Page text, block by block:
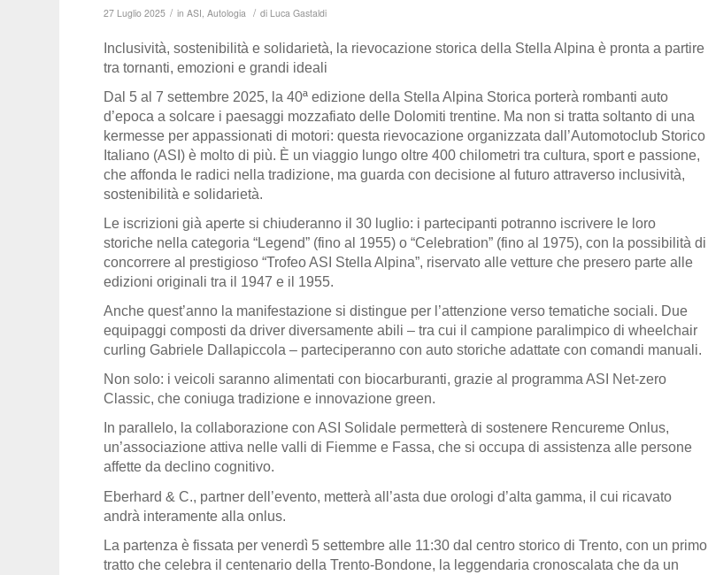
27 Luglio 2025 / inASI,Autologia / di Luca Gastaldi
Inclusività, sostenibilità e solidarietà, la rievocazione storica della Stella Alpina è pronta a partire
tra tornanti, emozioni e grandi ideali
Dal 5 al 7 settembre 2025, la 40ª edizione della Stella Alpina Storica porterà rombanti auto
d’epoca a solcare i paesaggi mozzafiato delle Dolomiti trentine. Ma non si tratta soltanto di una
kermesse per appassionati di motori: questa rievocazione organizzata dall’Automotoclub Storico
Italiano (ASI) è molto di più. È un viaggio lungo oltre 400 chilometri tra cultura, sport e passione,
che affonda le radici nella tradizione, ma guarda con decisione al futuro attraverso inclusività,
sostenibilità e solidarietà.
Le iscrizioni già aperte si chiuderanno il30 luglio: i partecipanti potranno iscrivere le loro
storiche nella categoria“Legend” (fino al 1955) o“Celebration” (fino al 1975), con la possibilità di
concorrere al prestigioso“Trofeo ASI Stella Alpina”, riservato alle vetture che presero parte alle
edizioni originali tra il 1947 e il 1955.
Anche quest’anno la manifestazione si distingue per l’attenzione verso tematiche sociali. Due
equipaggi composti dadriver diversamente abili –tra cui il campione paralimpico di wheelchair
curlingGabriele Dallapiccola – parteciperanno con auto storicheadattate con comandi manuali.
Non solo: i veicoli saranno alimentati con biocarburanti, grazie al programmaASI Net-zero
Classic, che coniuga tradizione e innovazione green.
In parallelo, la collaborazione conASI Solidale permetterà di sostenere Rencureme Onlus,
un’associazione attiva nelle valli di Fiemme e Fassa, che si occupa di assistenza alle persone
affette da declino cognitivo.
Eberhard & C., partner dell’evento, metterà all’asta due orologi d’alta gamma, il cui ricavato
andrà interamente alla onlus.
La partenza è fissata pervenerdì 5 settembre alle 11:30 dal centro storico diTrento, con un primo
tratto che celebra ilcentenario della Trento-Bondone, la leggendaria cronoscalata che da un